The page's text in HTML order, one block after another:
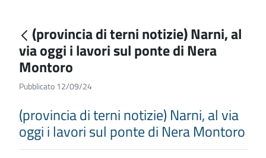
(provincia di terni notizie) Narni, al
via oggi i lavori sul ponte di Nera
Montoro
Pubblicato 12/09/24
(provincia di terni notizie) Narni, al via
oggi i lavori sul ponte di Nera Montoro